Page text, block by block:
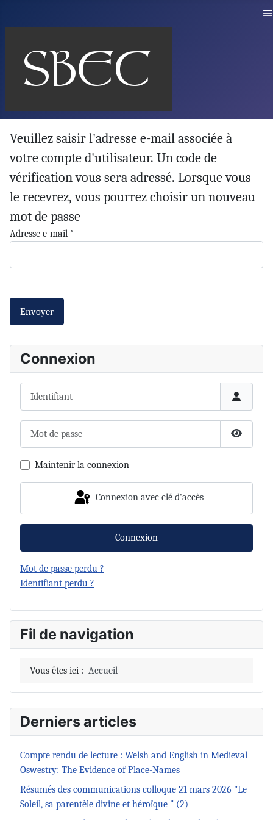
≡
Veuillez saisir l'adresse e-mail associée à
votre compte d'utilisateur. Un code de
vérification vous sera adressé. Lorsque vous
le recevrez, vous pourrez choisir un nouveau
mot de passe
Adresse e-mail *
Envoyer
Connexion
Afficher
Maintenir la connexion
Connexion avec clé d'accès
Connexion
Mot de passe perdu ?
Identifiant perdu ?
Fil de navigation
Vous êtes ici : Accueil
Derniers articles
Compte rendu de lecture : Welsh and English in Medieval
Oswestry: The Evidence of Place-Names
Résumés des communications colloque 21 mars 2026 "Le
Soleil, sa parentèle divine et héroïque " (2)